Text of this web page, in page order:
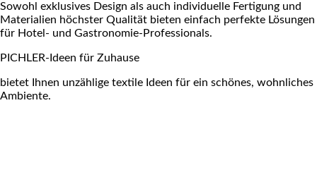
Sowohl exklusives Design als auch individuelle Fertigung und
Materialien höchster Qualität bieten einfach perfekte Lösungen
für Hotel- und Gastronomie-Professionals.
PICHLER-Ideen für Zuhause
bietet Ihnen unzählige textile Ideen für ein schönes, wohnliches
Ambiente.